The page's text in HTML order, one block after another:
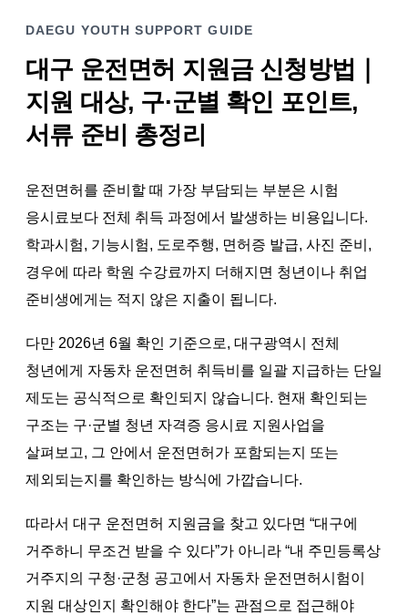
DAEGU YOUTH SUPPORT GUIDE
대구 운전면허 지원금 신청방법｜
지원 대상, 구·군별 확인 포인트,
서류 준비 총정리
운전면허를 준비할 때 가장 부담되는 부분은 시험
응시료보다 전체 취득 과정에서 발생하는 비용입니다.
학과시험, 기능시험, 도로주행, 면허증 발급, 사진 준비,
경우에 따라 학원 수강료까지 더해지면 청년이나 취업
준비생에게는 적지 않은 지출이 됩니다.
다만 2026년 6월 확인 기준으로, 대구광역시 전체
청년에게 자동차 운전면허 취득비를 일괄 지급하는 단일
제도는 공식적으로 확인되지 않습니다. 현재 확인되는
구조는 구·군별 청년 자격증 응시료 지원사업을
살펴보고, 그 안에서 운전면허가 포함되는지 또는
제외되는지를 확인하는 방식에 가깝습니다.
따라서 대구 운전면허 지원금을 찾고 있다면 “대구에
거주하니 무조건 받을 수 있다”가 아니라 “내 주민등록상
거주지의 구청·군청 공고에서 자동차 운전면허시험이
지원 대상인지 확인해야 한다”는 관점으로 접근해야